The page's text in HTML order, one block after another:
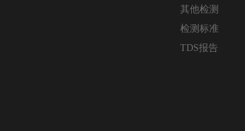
其他检测
检测标准
TDS报告